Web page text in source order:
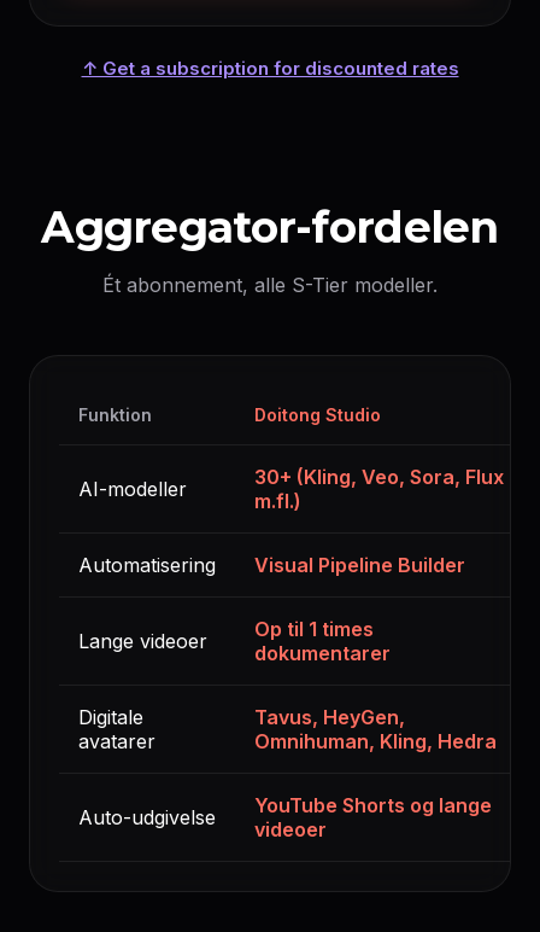
↑ Get a subscription for discounted rates
Aggregator-fordelen
Ét abonnement, alle S-Tier modeller.
Funktion Doitong Studio
AI-modeller
30+ (Kling, Veo, Sora, Flux
m.fl.)
Automatisering Visual Pipeline Builder
Lange videoer
Op til 1 times
dokumentarer
Digitale
avatarer
Tavus, HeyGen,
Omnihuman, Kling, Hedra
Auto-udgivelse
YouTube Shorts og lange
videoer